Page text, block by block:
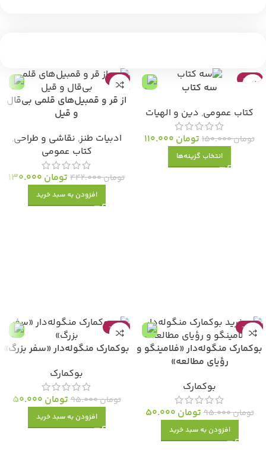
-27%
سه کتاب
کتاب عمومی, دین و الهیات
تومان150.000 تومان
انتخاب گزینه‌ها
-71%
از قر و قمبیل‌های قلمی بی‌قال
و قیل
ادبیات طنز, نقاشی و طراحی,
کتاب عمومی
تومان442.000 تومان
افزودن به سبد خرید
-47%
بوکمارک منگوله‌دار «فلامینگو و
رؤیای مطالعه»
بوکمارک
تومان95.000 تومان
افزودن به سبد خرید
-47%
بوکمارک منگوله‌دار «سفر بزرگ»
بوکمارک
تومان95.000 تومان
افزودن به سبد خرید